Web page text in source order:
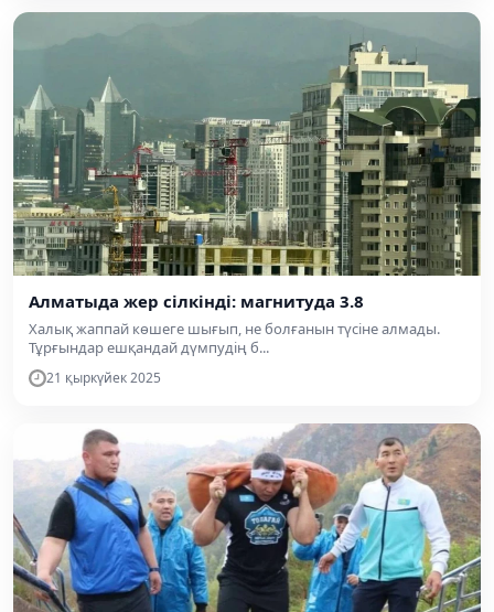
Алматыда жер сілкінді: магнитуда 3.8
Халық жаппай көшеге шығып, не болғанын түсіне алмады.
Тұрғындар ешқандай дүмпудің б...
21 қыркүйек 2025